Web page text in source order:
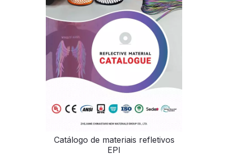
Catálogo de materiais refletivos
EPI